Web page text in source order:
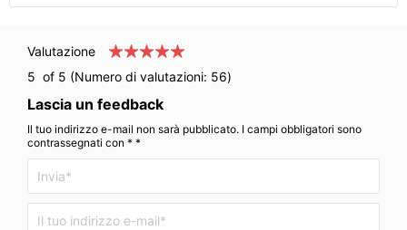
Valutazione
5 of 5 (Numero di valutazioni: 56)
Lascia un feedback
Il tuo indirizzo e-mail non sarà pubblicato. I campi obbligatori sono
contrassegnati con * *